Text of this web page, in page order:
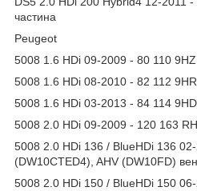
частина
Peugeot
5008 1.6 HDi 09-2009 - 80 110
5008 1.6 HDi 08-2010 - 82 112
5008 1.6 HDi 03-2013 - 84 114
5008 2.0 HDi 09-2009 - 120 163
5008 2.0 HDi 136 / BlueHDi 136
(DW10CTED4), AHV (DW10FD) вен
5008 2.0 HDi 150 / BlueHDi 150